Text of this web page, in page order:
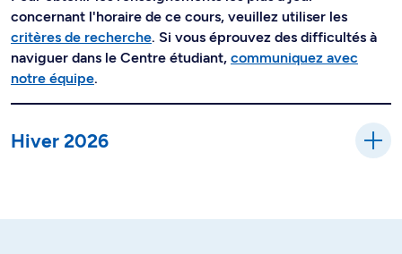
concernant l'horaire de ce cours, veuillez utiliser les
critères de recherche. Si vous éprouvez des difficultés à
naviguer dans le Centre étudiant, communiquez avec
notre équipe.
Hiver 2026